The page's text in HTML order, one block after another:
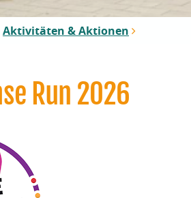
Aktivitäten & Aktionen
Run 2026